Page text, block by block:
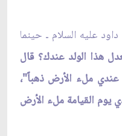
عليه السلام ـ حينما
هذا الولد عندك؟ قال
عندي ملء الأرض ذهباً"،
يوم القيامة ملء الأرض